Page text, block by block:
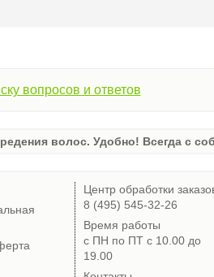
вопросов и ответов
волос. Удобно! Всегда с
Центр обработки
8 (495) 545-32-26
Время работы
с ПН по ПТ с 10.00 до
19.00